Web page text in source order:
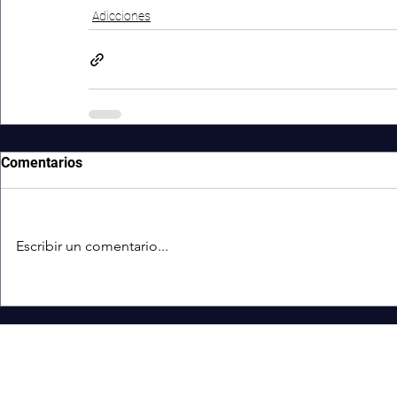
Adicciones
Comentarios
Escribir un comentario...